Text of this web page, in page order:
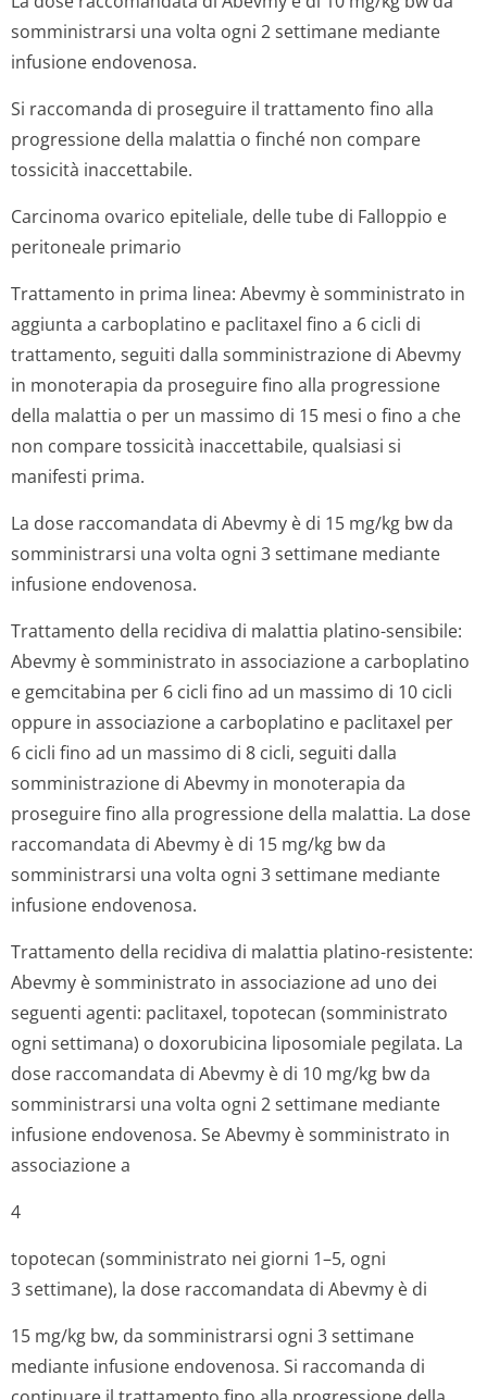
somministrarsi una volta ogni 2 settimane mediante
infusione endovenosa.
Si raccomanda di proseguire il trattamento fino alla
progressione della malattia o finché non compare
tossicità inaccettabile.
Carcinoma ovarico epiteliale, delle tube di Falloppio e
peritoneale primario
Trattamento in prima linea: Abevmy è somministrato in
aggiunta a carboplatino e paclitaxel fino a 6 cicli di
trattamento, seguiti dalla somministrazione di Abevmy
in monoterapia da proseguire fino alla progressione
della malattia o per un massimo di 15 mesi o fino a che
non compare tossicità inaccettabile, qualsiasi si
manifesti prima.
La dose raccomandata di Abevmy è di 15 mg/kg bw da
somministrarsi una volta ogni 3 settimane mediante
infusione endovenosa.
Trattamento della recidiva di malattia platino-sensibile:
Abevmy è somministrato in associazione a carboplatino
e gemcitabina per 6 cicli fino ad un massimo di 10 cicli
oppure in associazione a carboplatino e paclitaxel per
6 cicli fino ad un massimo di 8 cicli, seguiti dalla
somministrazione di Abevmy in monoterapia da
proseguire fino alla progressione della malattia. La dose
raccomandata di Abevmy è di 15 mg/kg bw da
somministrarsi una volta ogni 3 settimane mediante
infusione endovenosa.
Trattamento della recidiva di malattia platino-resistente:
Abevmy è somministrato in associazione ad uno dei
seguenti agenti: paclitaxel, topotecan (somministrato
ogni settimana) o doxorubicina liposomiale pegilata. La
dose raccomandata di Abevmy è di 10 mg/kg bw da
somministrarsi una volta ogni 2 settimane mediante
infusione endovenosa. Se Abevmy è somministrato in
associazione a
4
topotecan (somministrato nei giorni 1–5, ogni
3 settimane), la dose raccomandata di Abevmy è di
15 mg/kg bw, da somministrarsi ogni 3 settimane
mediante infusione endovenosa. Si raccomanda di